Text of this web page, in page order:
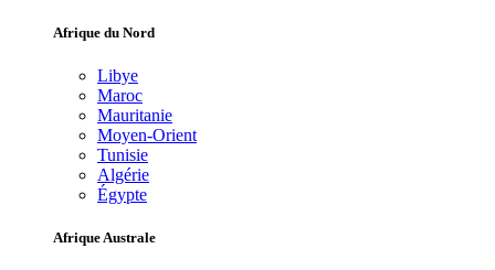
Afrique du Nord
Libye
Maroc
Mauritanie
Moyen-Orient
Tunisie
Algérie
Égypte
Afrique Australe